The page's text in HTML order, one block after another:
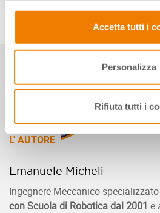
autonomamente selezionare i
su "Personalizza". Se vuoi
nostraPrivacy e Cookie Policy.
Accetta tutti i
Personalizza
Rifiuta tutti i
L' AUTORE
Emanuele Micheli
Ingegnere Meccanico
con Scuola di Robotica dal 2001 e